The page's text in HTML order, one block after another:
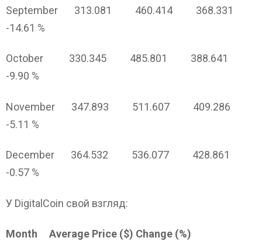
September 313.081 460.414 368.331
-14.61 %
October 330.345 485.801 388.641
-9.90 %
November 347.893 511.607 409.286
-5.11 %
December 364.532 536.077 428.861
-0.57 %
У DigitalCoin свой взгляд:
Month Average Price ($) Change (%)